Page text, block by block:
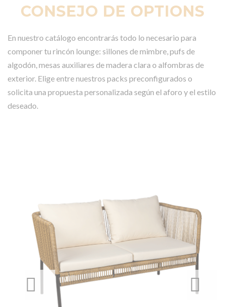
CONSEJO DE OPTIONS
En nuestro catálogo encontrarás todo lo necesario para
componer tu rincón lounge: sillones de mimbre, pufs de
algodón, mesas auxiliares de madera clara o alfombras de
exterior. Elige entre nuestros packs preconfigurados o
solicita una propuesta personalizada según el aforo y el estilo
deseado.
PREVIOUS